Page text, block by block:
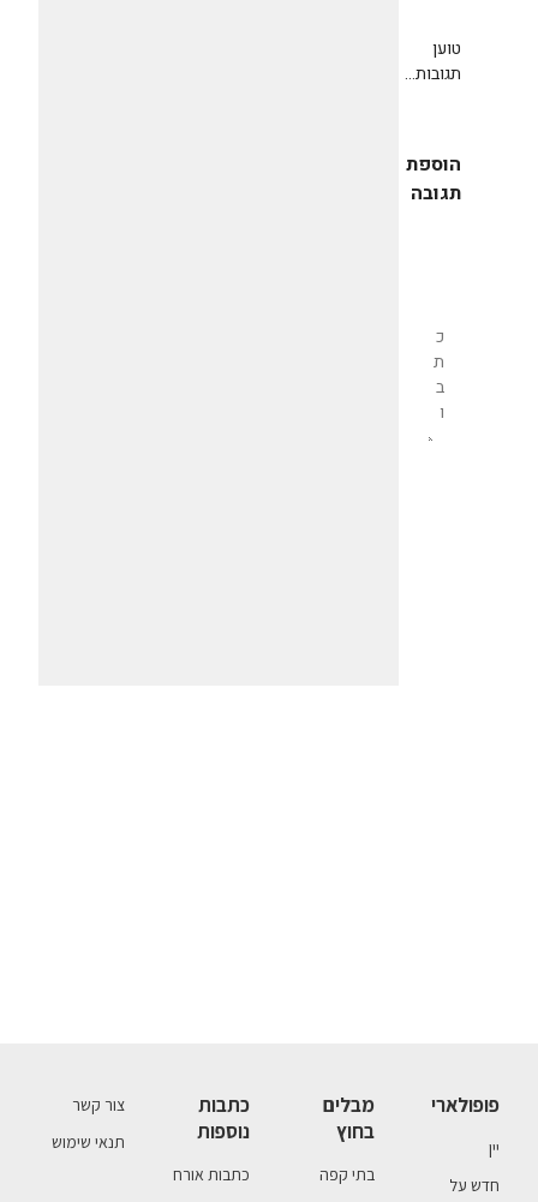
טוען
תגובות...
הוספת
תגובה
פופולארי
יין
חדש על
מבלים
בחוץ
בתי קפה
כתבות
נוספות
כתבות אורח
צור קשר
תנאי שימוש